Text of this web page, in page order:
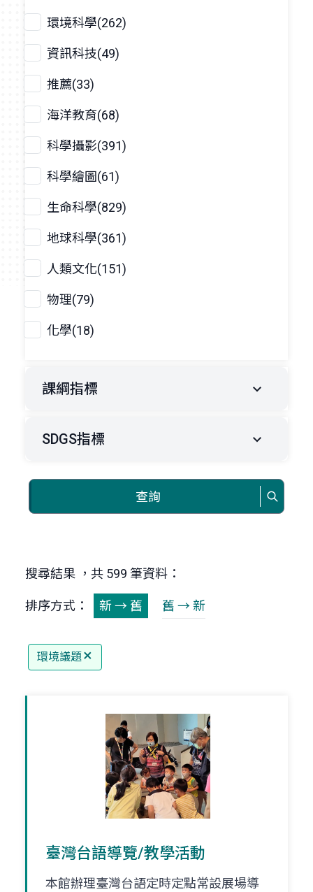
環境科學(262)
資訊科技(49)
推薦(33)
海洋教育(68)
科學攝影(391)
科學繪圖(61)
生命科學(829)
地球科學(361)
人類文化(151)
物理(79)
化學(18)
課綱指標
SDGS指標
查詢
搜尋結果 ，共 599 筆資料：
排序方式： 新 → 舊 舊 → 新
環境議題
臺灣台語導覽/教學活動
本館辦理臺灣台語定時定點常設展場導